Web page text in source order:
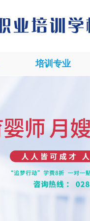
培训专业